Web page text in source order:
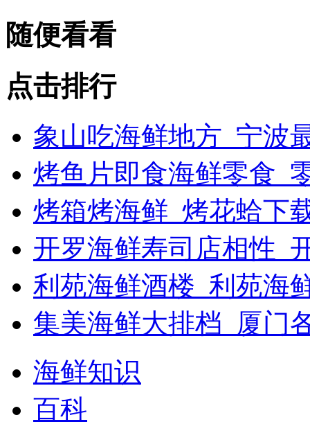
随便看看
点击排行
象山吃海鲜地方_宁波
烤鱼片即食海鲜零食_
烤箱烤海鲜_烤花蛤下
开罗海鲜寿司店相性_
利苑海鲜酒楼_利苑海
集美海鲜大排档_厦门
海鲜知识
百科